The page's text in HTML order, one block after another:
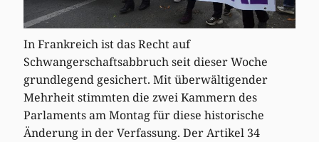
In Frankreich ist das Recht auf
Schwangerschaftsabbruch seit dieser Woche
grundlegend gesichert. Mit überwältigender
Mehrheit stimmten die zwei Kammern des
Parlaments am Montag für diese historische
Änderung in der Verfassung. Der Artikel 34